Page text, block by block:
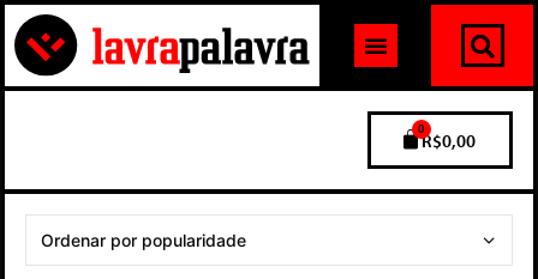
R$0,00
0